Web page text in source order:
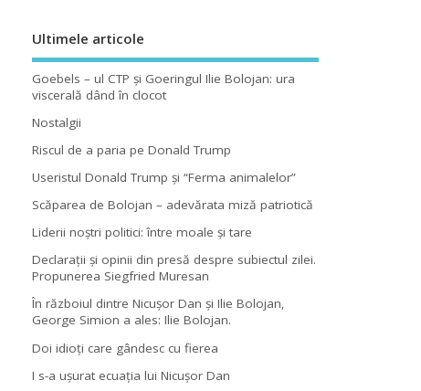
Ultimele articole
Goebels – ul CTP şi Goeringul Ilie Bolojan: ura
viscerală dând în clocot
Nostalgii
Riscul de a paria pe Donald Trump
Useristul Donald Trump şi “Ferma animalelor”
Scăparea de Bolojan – adevărata miză patriotică
Liderii noştri politici: între moale şi tare
Declaraţii şi opinii din presă despre subiectul zilei.
Propunerea Siegfried Muresan
În războiul dintre Nicuşor Dan şi Ilie Bolojan,
George Simion a ales: Ilie Bolojan.
Doi idioţi care gândesc cu fierea
I s-a uşurat ecuaţia lui Nicuşor Dan